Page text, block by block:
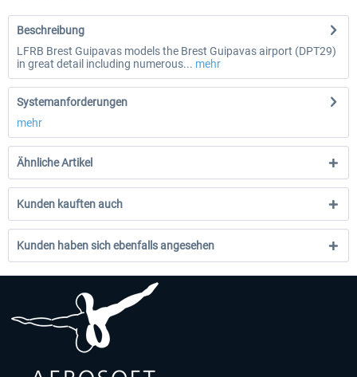
Beschreibung
LFRB Brest Guipavas models the Brest Guipavas airport (DPT29)
in great detail including numerous... mehr
Systemanforderungen
mehr
Ähnliche Artikel
Kunden kauften auch
Kunden haben sich ebenfalls angesehen